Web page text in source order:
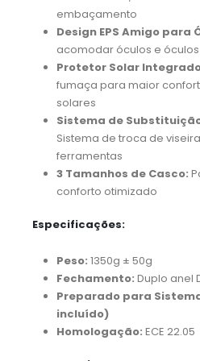
embaçamento
Design EPS Amigo para
acomodar óculos e
Protetor Solar
fumaça para maior
solares
Sistema de
Sistema de troca de
ferramentas
3 Tamanhos de Casco:
conforto otimizado
Especificações:
Peso: 1350g ± 50g
Fechamento: Duplo anel
Preparado para
incluído)
Homologação: ECE 22.05